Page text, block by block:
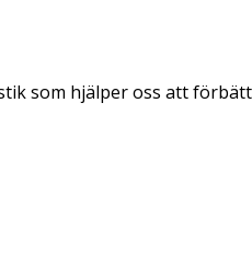
som hjälper oss att